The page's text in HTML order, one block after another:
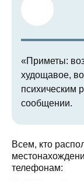
«Приметы:
худощавое,
психическим
сообщении.
Всем, кто
телефонам: